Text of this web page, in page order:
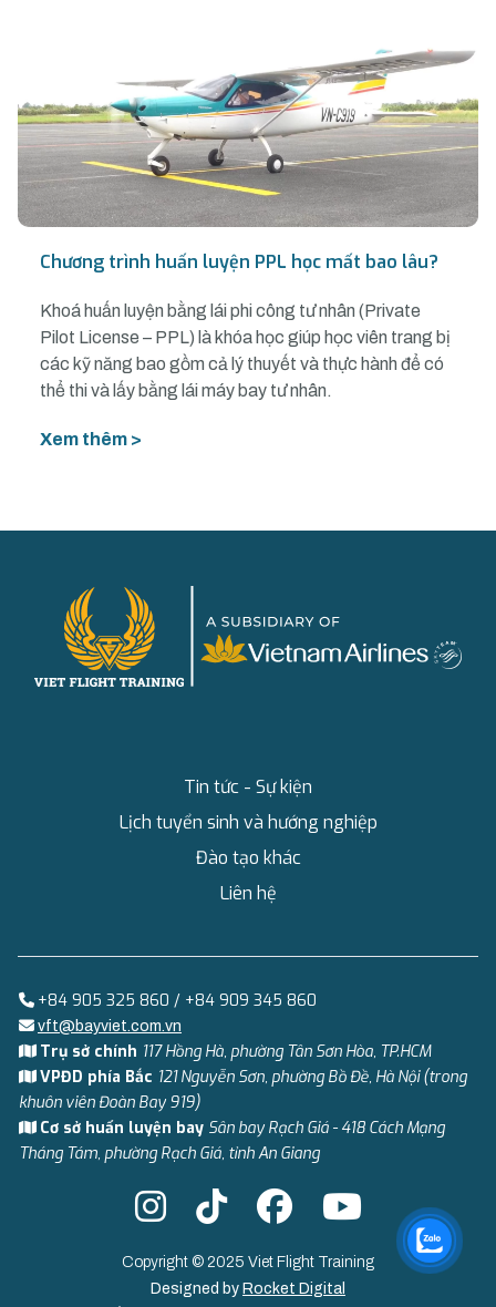
Chương trình huấn luyện PPL học mất bao lâu?
Khoá huấn luyện bằng lái phi công tư nhân (Private
Pilot License – PPL) là khóa học giúp học viên trang bị
các kỹ năng bao gồm cả lý thuyết và thực hành để có
thể thi và lấy bằng lái máy bay tư nhân.
Xem thêm >
Tin tức - Sự kiện
Lịch tuyển sinh và hướng nghiệp
Đào tạo khác
Liên hệ
+84 905 325 860 / +84 909 345 860
vft@bayviet.com.vn
Trụ sở chính 117 Hồng Hà, phường Tân Sơn Hòa, TP.HCM
VPĐD phía Bắc 121 Nguyễn Sơn, phường Bồ Đề, Hà Nội (trong
khuôn viên Đoàn Bay 919)
Cơ sở huấn luyện bay Sân bay Rạch Giá - 418 Cách Mạng
Tháng Tám, phường Rạch Giá, tỉnh An Giang
Copyright © 2025 Viet Flight Training
Designed by Rocket Digital